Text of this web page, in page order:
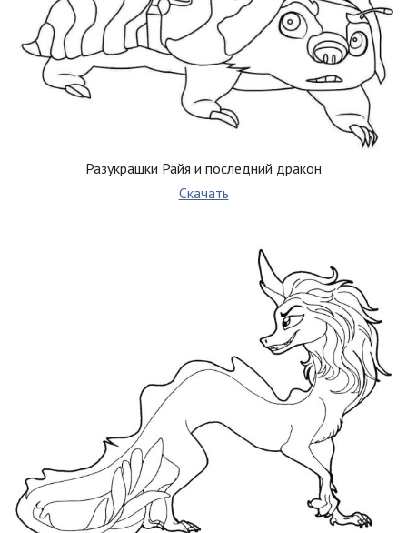
Разукрашки Райя и последний дракон
Скачать